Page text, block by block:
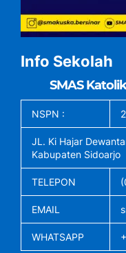
Info Sekolah
SMAS
NSPN :
JL. Ki Hajar
Kabupaten Sidoarjo
TELEPON
EMAIL
WHATSAPP